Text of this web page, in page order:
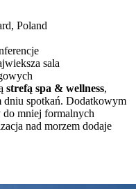
Poland
sala
strefą spa & wellness,
dniu spotkań. Dodatkowym
do mniej formalnych
nad morzem dodaje